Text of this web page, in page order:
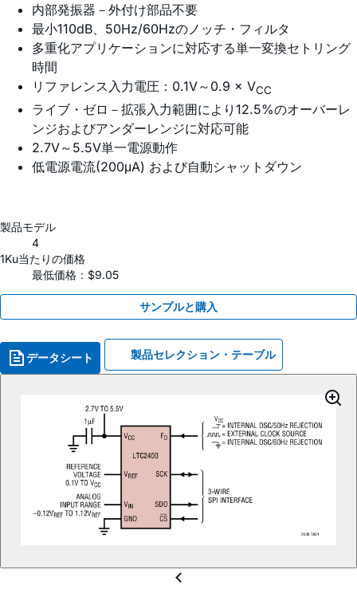
内部発振器－外付け部品不要
最小110dB、50Hz/60Hzのノッチ・フィルタ
多重化アプリケーションに対応する単一変換セトリング
時間
リファレンス入力電圧：0.1V～0.9 × VCC
ライブ・ゼロ－拡張入力範囲により12.5%のオーバーレ
ンジおよびアンダーレンジに対応可能
2.7V～5.5V単一電源動作
低電源電流(200μA) および自動シャットダウン
製品モデル
4
1Ku当たりの価格
最低価格：$9.05
サンプルと購入
データシート 製品セレクション・テーブル